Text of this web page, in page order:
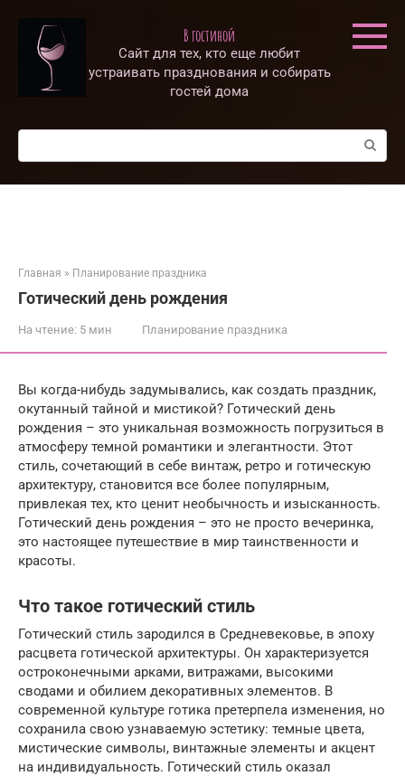
контенту
В гостиной
Сайт для тех, кто еще любит
устраивать празднования и собирать
гостей дома
Поиск:
Главная » Планирование праздника
Готический день рождения
На чтение: 5 мин Планирование праздника
Вы когда-нибудь задумывались, как создать праздник,
окутанный тайной и мистикой? Готический день
рождения – это уникальная возможность погрузиться в
атмосферу темной романтики и элегантности. Этот
стиль, сочетающий в себе винтаж, ретро и готическую
архитектуру, становится все более популярным,
привлекая тех, кто ценит необычность и изысканность.
Готический день рождения – это не просто вечеринка,
это настоящее путешествие в мир таинственности и
красоты.
Что такое готический стиль
Готический стиль зародился в Средневековье, в эпоху
расцвета готической архитектуры. Он характеризуется
остроконечными арками, витражами, высокими
сводами и обилием декоративных элементов. В
современной культуре готика претерпела изменения, но
сохранила свою узнаваемую эстетику: темные цвета,
мистические символы, винтажные элементы и акцент
на индивидуальность. Готический стиль оказал